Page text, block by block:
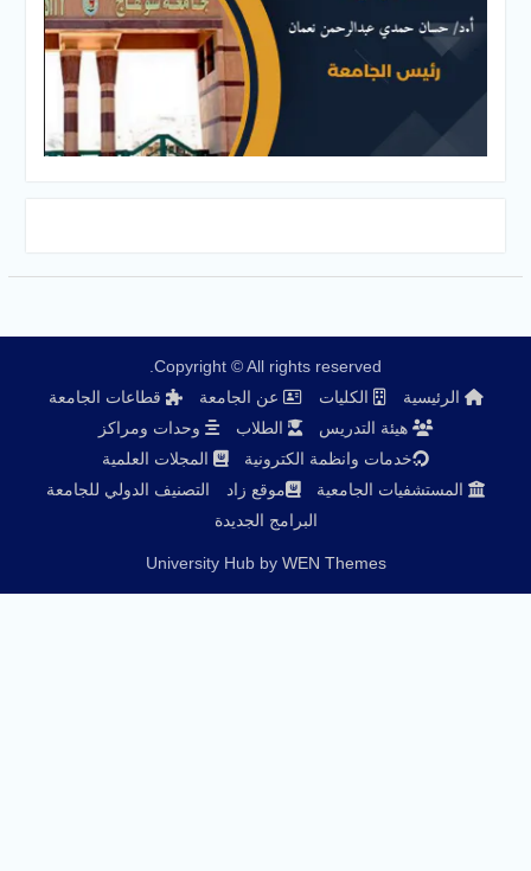
Copyright © All rights reserved.
الرئيسية
الكليات عن الجامعة
قطاعات الجامعة
هيئة التدريس
الطلاب
وحدات ومراكز
خدمات وانظمة الكترونية
المجلات العلمية
المستشفيات الجامعية
موقع زاد
التصنيف الدولي للجامعة
البرامج الجديدة
University Hub by WEN Themes